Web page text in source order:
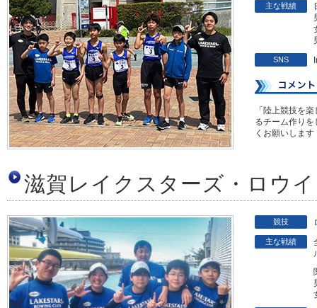
主な戦績
SNS
「陸上競技を
るチーム作り
くお願いします
滋賀レイクスターズ・ロウ
競技
主な戦績